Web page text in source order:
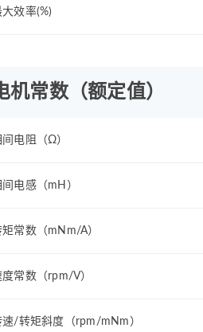
大效率(%)
机常数（额定值）
间电阻（Ω）
间电感（mH）
矩常数（mNm/A）
度常数（rpm/V）
速/转矩斜度（rpm/mNm）